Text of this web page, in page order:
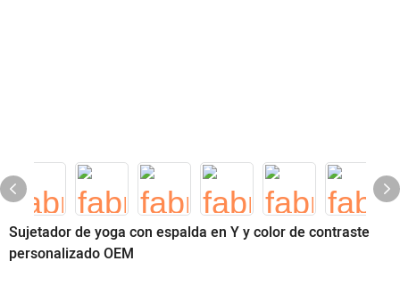
Sujetador de yoga con espalda en Y y color de contraste
personalizado OEM